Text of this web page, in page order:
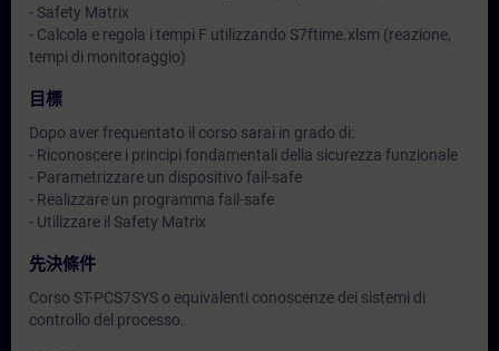
- Safety Matrix
- Calcola e regola i tempi F utilizzando S7ftime.xlsm (reazione,
tempi di monitoraggio)
目標
Dopo aver frequentato il corso sarai in grado di:
- Riconoscere i principi fondamentali della sicurezza funzionale
- Parametrizzare un dispositivo fail-safe
- Realizzare un programma fail-safe
- Utilizzare il Safety Matrix
先決條件
Corso ST-PCS7SYS o equivalenti conoscenze dei sistemi di
controllo del processo.